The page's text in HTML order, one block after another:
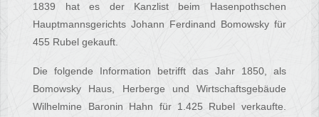
1839 hat es der Kanzlist beim Hasenpothschen
Hauptmannsgerichts Johann Ferdinand Bomowsky für
455 Rubel gekauft.
Die folgende Information betrifft das Jahr 1850, als
Bomowsky Haus, Herberge und Wirtschaftsgebäude
Wilhelmine Baronin Hahn für 1.425 Rubel verkaufte.